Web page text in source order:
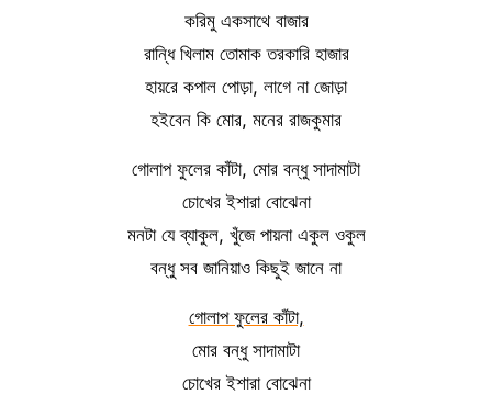
করিমু একসাথে বাজার
রান্ধি খিলাম তোমাক তরকারি হাজার
হায়রে কপাল পোড়া, লাগে না জোড়া
হইবেন কি মোর, মনের রাজকুমার
গোলাপ ফুলের কাঁটা, মোর বন্ধু সাদামাটা
চোখের ইশারা বোঝেনা
মনটা যে ব্যাকুল, খুঁজে পায়না একুল ওকুল
বন্ধু সব জানিয়াও কিছুই জানে না
গোলাপ ফুলের কাঁটা,
মোর বন্ধু সাদামাটা
চোখের ইশারা বোঝেনা